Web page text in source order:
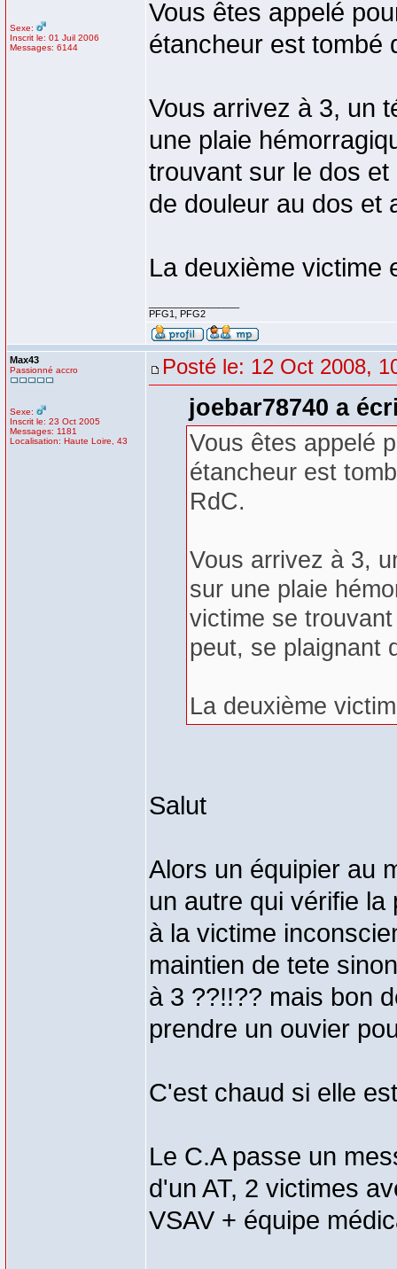
Sexe:
Inscrit le: 01 Juil 2006
Messages: 6144
Vous êtes appelé
étancheur est tombé
Vous arrivez à 3, un
une plaie
trouvant sur le dos
de douleur au dos et
La deuxième victime
PFG1, PFG2
Max43
Passionné accro
Sexe:
Inscrit le: 23 Oct 2005
Messages: 1181
Localisation: Haute Loire, 43
Posté le: 12 Oct 2008,
joebar78740 a
Vous êtes appelé
étancheur est
RdC.
Vous arrivez à 3,
sur une plaie
victime se
peut, se plaignant
La deuxième
Salut
Alors un équipier au
un autre qui vérifie
à la victime
maintien de tete
à 3 ??!!?? mais bon
prendre un ouvier
C'est chaud si elle
Le C.A passe un
d'un AT, 2 victimes
VSAV + équipe